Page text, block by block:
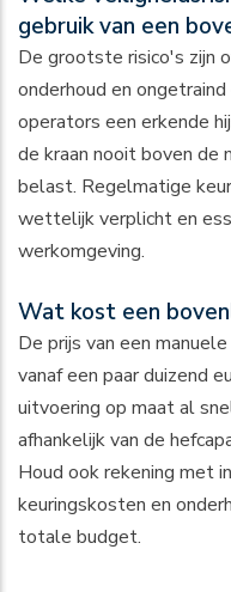
gebruik van een
De grootste risico's zijn
onderhoud en
operators een erkende
de kraan nooit boven
belast. Regelmatige
wettelijk verplicht en
werkomgeving.
Wat kost een
De prijs van een
vanaf een paar duizend
uitvoering op maat al
afhankelijk van de
Houd ook rekening met
keuringskosten en
totale budget.